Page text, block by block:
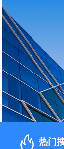
热门